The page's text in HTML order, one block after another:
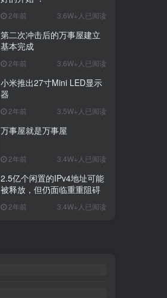
2年前 3.6W+人已阅读
第二次冲击后的万事屋建立
基本完成
2年前 3.6W+人已阅读
小米推出27寸Mini LED显示
器
2年前 3.5W+人已阅读
万事屋就是万事屋
2年前 3.4W+人已阅读
2.5亿个闲置的IPv4地址可能
被释放，但仍面临重重阻碍
2年前 3.4W+人已阅读